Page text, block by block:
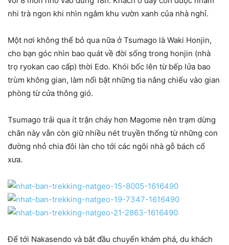
nhi trà ngon khi nhìn ngắm khu vườn xanh của nhà nghỉ.
Một nơi không thể bỏ qua nữa ở Tsumago là Waki Honjin,
cho bạn góc nhìn bao quát về đời sống trong honjin (nhà
trọ ryokan cao cấp) thời Edo. Khói bốc lên từ bếp lửa bao
trùm không gian, làm nổi bật những tia nắng chiếu vào gian
phòng từ cửa thông gió.
Tsumago trải qua ít trận cháy hơn Magome nên trạm dừng
chân này vẫn còn giữ nhiều nét truyền thống từ những con
đường nhỏ chia đôi làn cho tới các ngôi nhà gỗ bách cổ
xưa.
Để tới Nakasendo và bắt đầu chuyến khám phá, du khách